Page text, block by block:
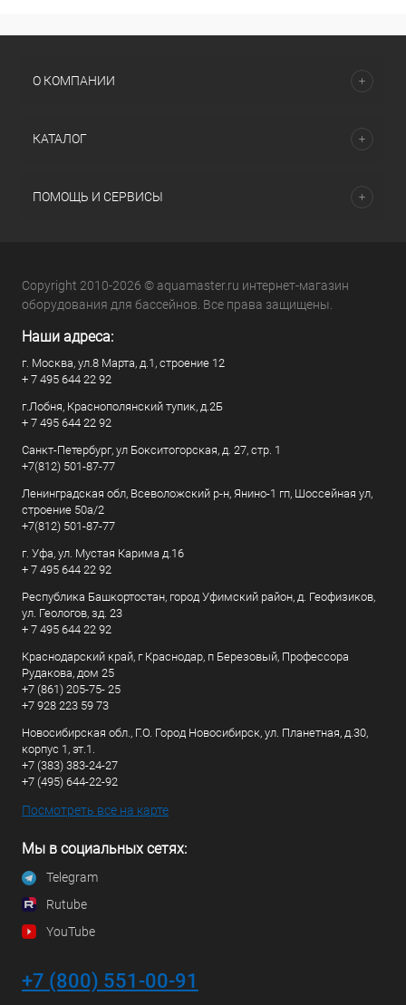
О КОМПАНИИ
КАТАЛОГ
ПОМОЩЬ И СЕРВИСЫ
Copyright 2010-2026 © aquamaster.ru интернет-магазин
оборудования для бассейнов. Все права защищены.
Наши адреса:
г. Москва, ул.8 Марта, д.1, строение 12
+ 7 495 644 22 92
г.Лобня, Краснополянский тупик, д.2Б
+ 7 495 644 22 92
Санкт-Петербург, ул Бокситогорская, д. 27, стр. 1
+7(812) 501-87-77
Ленинградская обл, Всеволожский р-н, Янино-1 гп, Шоссейная ул,
строение 50а/2
+7(812) 501-87-77
г. Уфа, ул. Мустая Карима д.16
+ 7 495 644 22 92
Республика Башкортостан, город Уфимский район, д. Геофизиков,
ул. Геологов, зд. 23
+ 7 495 644 22 92
Краснодарский край, г Краснодар, п Березовый, Профессора
Рудакова, дом 25
+7 (861) 205-75- 25
+7 928 223 59 73
Новосибирская обл., Г.О. Город Новосибирск, ул. Планетная, д.30,
корпус 1, эт.1.
+7 (383) 383-24-27
+7 (495) 644-22-92
Посмотреть все на карте
Мы в социальных сетях:
Telegram
Rutube
YouTube
+7 (800) 551-00-91